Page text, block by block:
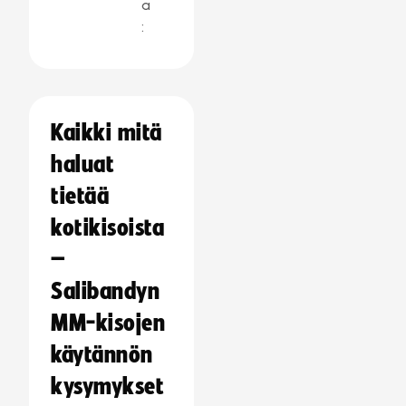
a
:
Kaikki mitä
haluat
tietää
kotikisoista
–
Salibandyn
MM-kisojen
käytännön
kysymykset